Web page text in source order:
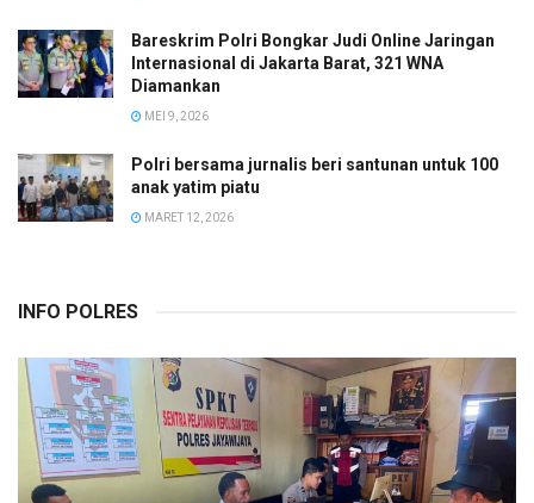
Bareskrim Polri Bongkar Judi Online Jaringan
Internasional di Jakarta Barat, 321 WNA
Diamankan
MEI 9, 2026
Polri bersama jurnalis beri santunan untuk 100
anak yatim piatu
MARET 12, 2026
INFO POLRES